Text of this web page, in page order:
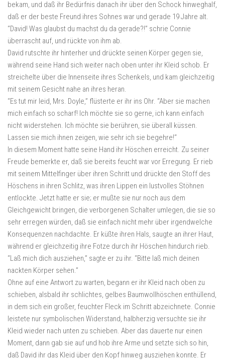
bekam, und daß ihr Bedürfnis danach ihr über den Schock hinweghalf,
daß er der beste Freund ihres Sohnes war und gerade 19 Jahre alt.
“David! Was glaubst du machst du da gerade?!” schrie Connie
überrascht auf, und rückte von ihm ab.
David rutschte ihr hinterher und drückte seinen Körper gegen sie,
während seine Hand sich weiter nach oben unter ihr Kleid schob. Er
streichelte über die Innenseite ihres Schenkels, und kam gleichzeitig
mit seinem Gesicht nahe an ihres heran.
“Es tut mir leid, Mrs. Doyle,” flüsterte er ihr ins Ohr. “Aber sie machen
mich einfach so scharf! Ich möchte sie so gerne, ich kann einfach
nicht widerstehen. Ich möchte sie berühren, sie überall küssen.
Lassen sie mich ihnen zeigen, wie sehr ich sie begehre!“
In diesem Moment hatte seine Hand ihr Höschen erreicht. Zu seiner
Freude bemerkte er, daß sie bereits feucht war vor Erregung. Er rieb
mit seinem Mittelfinger über ihren Schritt und drückte den Stoff des
Höschens in ihren Schlitz, was ihren Lippen ein lustvolles Stöhnen
entlockte. Jetzt hatte er sie; er mußte sie nur noch aus dem
Gleichgewicht bringen, die verborgenen Schalter umlegen, die sie so
sehr erregen würden, daß sie einfach nicht mehr über irgendwelche
Konsequenzen nachdachte. Er küßte ihren Hals, saugte an ihrer Haut,
während er gleichzeitig ihre Fotze durch ihr Höschen hindurch rieb.
“Laß mich dich ausziehen,” sagte er zu ihr. “Bitte laß mich deinen
nackten Körper sehen.”
Ohne auf eine Antwort zu warten, begann er ihr Kleid nach oben zu
schieben, alsbald ihr schlichtes, gelbes Baumwollhöschen enthüllend,
in dem sich ein großer, feuchter Fleck im Schritt abzeichnete. Connie
leistete nur symbolischen Widerstand, halbherzig versuchte sie ihr
Kleid wieder nach unten zu schieben. Aber das dauerte nur einen
Moment, dann gab sie auf und hob ihre Arme und setzte sich so hin,
daß David ihr das Kleid über den Kopf hinweg ausziehen konnte. Er